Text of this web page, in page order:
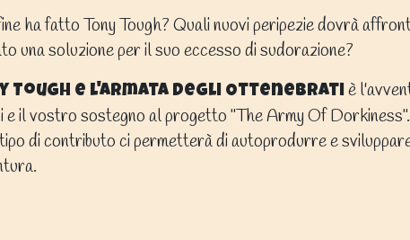
ha fatto Tony Tough? Quali nuovi peripezie dovrà
una soluzione per il suo eccesso di sudorazione?
Tough e l'Armata degli Ottenebrati è
e il vostro sostegno al progetto"The Army Of Dorkiness".
di contributo ci permetterà di autoprodurre e